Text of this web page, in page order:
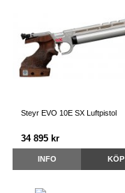
Steyr EVO 10E SX Luftpistol
34 895 kr
INFO KÖP